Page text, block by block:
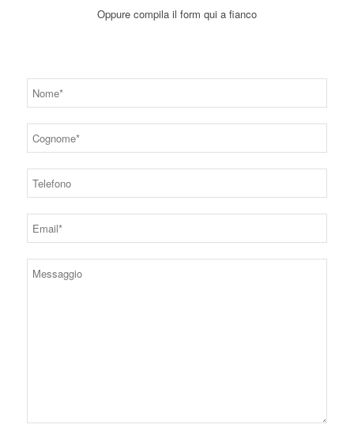
Oppure compila il form qui a fianco